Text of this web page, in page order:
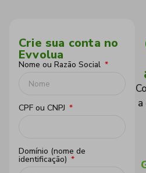
Crie sua conta no
Evvolua
Nome ou Razão Social
CPF ou CNPJ
Domínio (nome de
identificação)